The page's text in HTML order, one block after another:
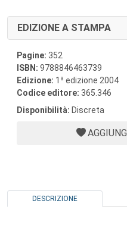
EDIZIONE A STAMPA
Pagine: 352
ISBN: 9788846463739
Edizione: 1 a edizione 2004
Codice editore: 365.346
Disponibilità: Discreta
DESCRIZIONE